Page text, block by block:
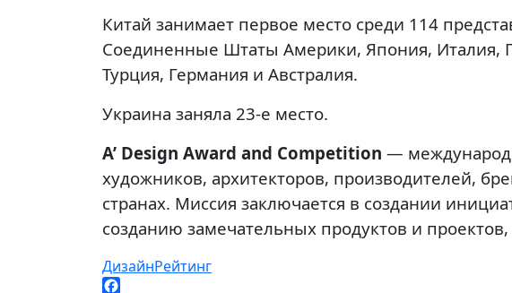
Китай занимает первое место среди 114
Соединенные Штаты Америки, Япония, Италия,
Турция, Германия и Австралия.
Украина заняла 23-е место.
A’ Design Award and Competition —
художников, архитекторов, производителей,
странах. Миссия заключается в создании
созданию замечательных продуктов и
ДизайнРейтинг